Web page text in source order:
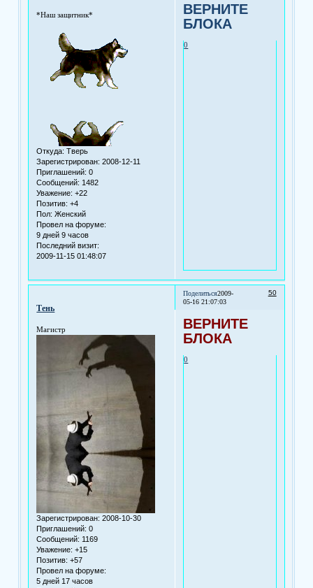
*Наш защитник*
Откуда: Тверь
Зарегистрирован: 2008-12-11
Приглашений: 0
Сообщений: 1482
Уважение: +22
Позитив: +4
Пол: Женский
Провел на форуме:
9 дней 9 часов
Последний визит:
2009-11-15 01:48:07
ВЕРНИТЕ
БЛОКА
0
Поделиться 50
2009-
05-16 21:07:03
Тень
Магистр
Зарегистрирован: 2008-10-30
Приглашений: 0
Сообщений: 1169
Уважение: +15
Позитив: +57
Провел на форуме:
5 дней 17 часов
ВЕРНИТЕ
БЛОКА
0